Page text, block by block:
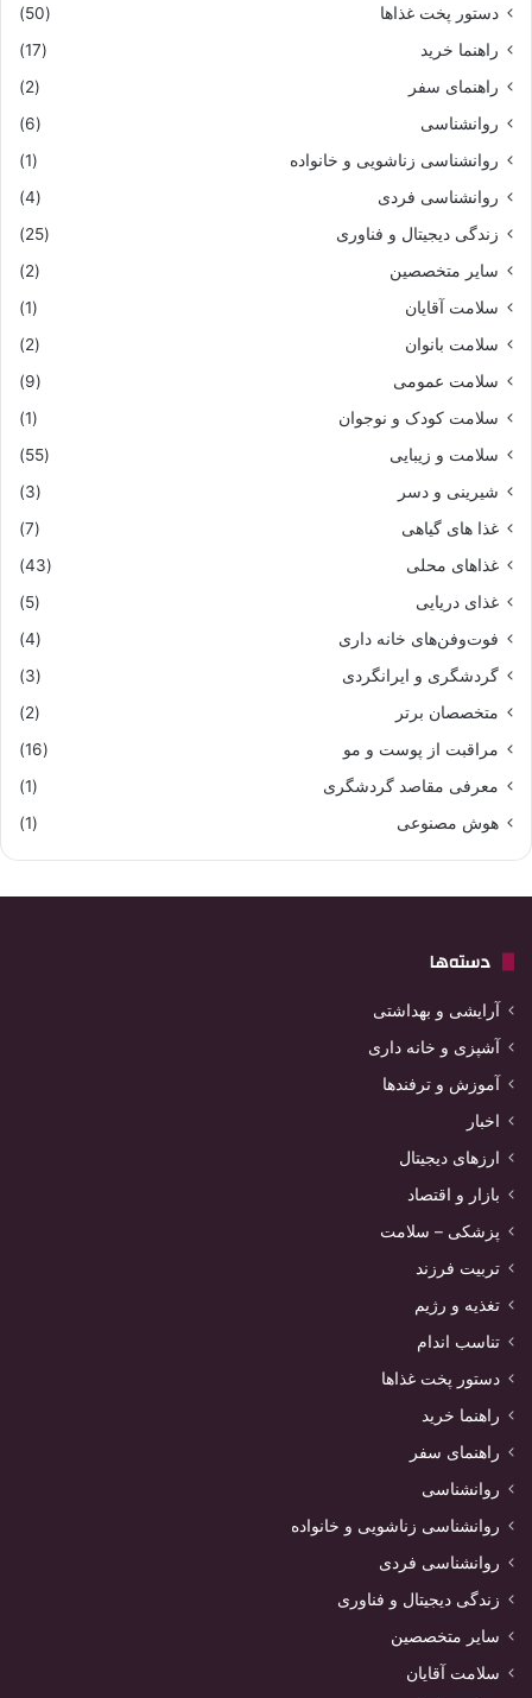
دستور پخت غذاها
(50)
راهنما خرید
(17)
راهنمای سفر
(2)
روانشناسی
(6)
روانشناسی زناشویی و خانواده
(1)
روانشناسی فردی
(4)
زندگی دیجیتال و فناوری
(25)
سایر متخصصین
(2)
سلامت آقایان
(1)
سلامت بانوان
(2)
سلامت عمومی
(9)
سلامت کودک و نوجوان
(1)
سلامت و زیبایی
(55)
شیرینی و دسر
(3)
غذا های گیاهی
(7)
غذاهای محلی
(43)
غذای دریایی
(5)
فوت‌وفن‌های خانه داری
(4)
گردشگری و ایرانگردی
(3)
متخصصان برتر
(2)
مراقبت از پوست و مو
(16)
معرفی مقاصد گردشگری
(1)
هوش مصنوعی
(1)
دسته‌ها
آرایشی و بهداشتی
آشپزی و خانه داری
آموزش و ترفندها
اخبار
ارزهای دیجیتال
بازار و اقتصاد
پزشکی – سلامت
تربیت فرزند
تغذیه و رژیم
تناسب اندام
دستور پخت غذاها
راهنما خرید
راهنمای سفر
روانشناسی
روانشناسی زناشویی و خانواده
روانشناسی فردی
زندگی دیجیتال و فناوری
سایر متخصصین
سلامت آقایان